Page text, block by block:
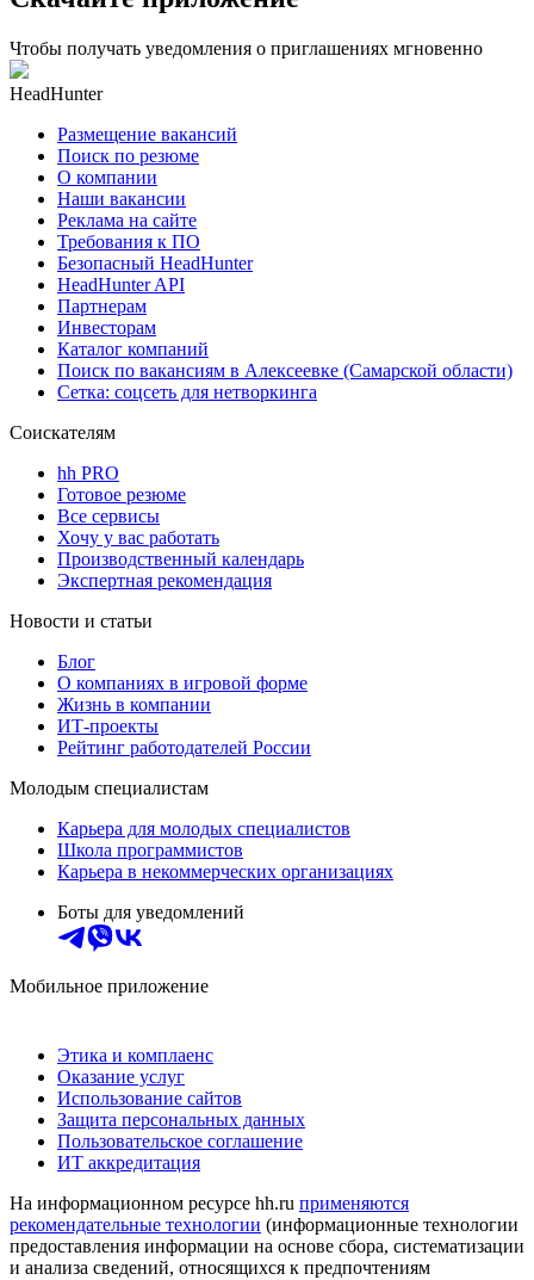
Чтобы получать уведомления о приглашениях мгновенно
HeadHunter
Размещение вакансий
Поиск по резюме
О компании
Наши вакансии
Реклама на сайте
Требования к ПО
Безопасный HeadHunter
HeadHunter API
Партнерам
Инвесторам
Каталог компаний
Поиск по вакансиям в Алексеевке (Самарской области)
Сетка: соцсеть для нетворкинга
Соискателям
hh PRO
Готовое резюме
Все сервисы
Хочу у вас работать
Производственный календарь
Экспертная рекомендация
Новости и статьи
Блог
О компаниях в игровой форме
Жизнь в компании
ИТ-проекты
Рейтинг работодателей России
Молодым специалистам
Карьера для молодых специалистов
Школа программистов
Карьера в некоммерческих организациях
Боты для уведомлений
Мобильное приложение
Этика и комплаенс
Оказание услуг
Использование сайтов
Защита персональных данных
Пользовательское соглашение
ИТ аккредитация
На информационном ресурсе hh.ru применяются
рекомендательные технологии (информационные технологии
предоставления информации на основе сбора, систематизации
и анализа сведений, относящихся к предпочтениям